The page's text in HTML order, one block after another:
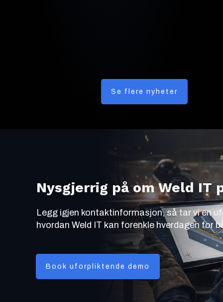
Se flere nyheter
Nysgjerrig på om Weld IT
Legg igjen kontaktinformasjon, så tar vi en
hvordan Weld IT kan forenkle hverdagen for
Book uforpliktende demo